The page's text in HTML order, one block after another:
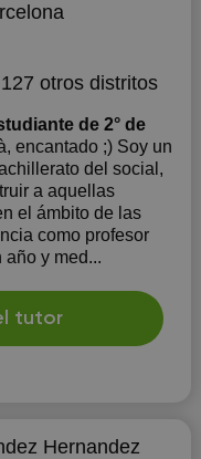
otros distritos
de 2° de
;) Soy un
del social,
a aquellas
el ámbito de las
como profesor
año y med...
tutor
Hernandez